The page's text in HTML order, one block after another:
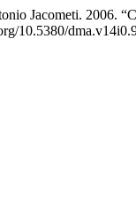
Jacometi. 2006.
10.5380/